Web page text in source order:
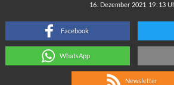
:
Facebook
WhatsApp
Newsletter